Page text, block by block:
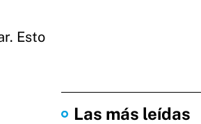
Esto
Las más leídas